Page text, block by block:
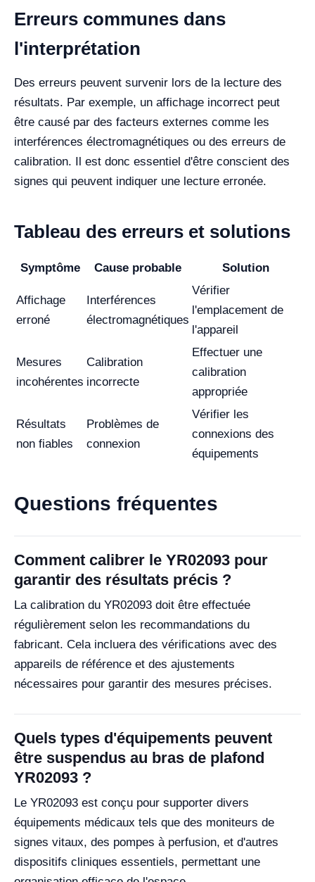
Erreurs communes dans
l'interprétation
Des erreurs peuvent survenir lors de la lecture des
résultats. Par exemple, un affichage incorrect peut
être causé par des facteurs externes comme les
interférences électromagnétiques ou des erreurs de
calibration. Il est donc essentiel d'être conscient des
signes qui peuvent indiquer une lecture erronée.
Tableau des erreurs et solutions
Symptôme Cause probable Solution
Affichage
erroné
Interférences
électromagnétiques
Vérifier
l'emplacement de
l'appareil
Mesures
incohérentes
Calibration
incorrecte
Effectuer une
calibration
appropriée
Résultats
non fiables
Problèmes de
connexion
Vérifier les
connexions des
équipements
Questions fréquentes
Comment calibrer le YR02093 pour
garantir des résultats précis ?
La calibration du YR02093 doit être effectuée
régulièrement selon les recommandations du
fabricant. Cela incluera des vérifications avec des
appareils de référence et des ajustements
nécessaires pour garantir des mesures précises.
Quels types d'équipements peuvent
être suspendus au bras de plafond
YR02093 ?
Le YR02093 est conçu pour supporter divers
équipements médicaux tels que des moniteurs de
signes vitaux, des pompes à perfusion, et d'autres
dispositifs cliniques essentiels, permettant une